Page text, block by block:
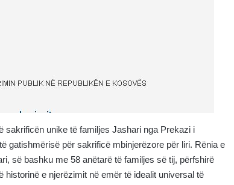
unike të familjes Jashari nga Prekazi i
gatishmërisë për sakrificë mbinjerëzore për liri. Rënia e
së bashku me 58 anëtarë të familjes së tij, përfshirë
e njerëzimit në emër të idealit universal të